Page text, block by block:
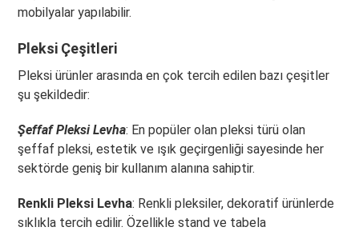
mobilyalar yapılabilir.
Pleksi Çeşitleri
Pleksi ürünler arasında en çok tercih edilen bazı çeşitler
şu şekildedir:
Şeffaf Pleksi Levha: En popüler olan pleksi türü olan
şeffaf pleksi, estetik ve ışık geçirgenliği sayesinde her
sektörde geniş bir kullanım alanına sahiptir.
Renkli Pleksi Levha: Renkli pleksiler, dekoratif ürünlerde
sıklıkla tercih edilir. Özellikle stand ve tabela